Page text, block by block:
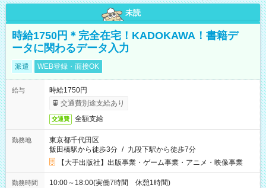
未読
時給1750円＊完全在宅！KADOKAWA！書籍デ
ータに関わるデータ入力
派遣 WEB登録・面接OK
給与
時給1750円
交通費別途支給あり
交通費 全額支給
勤務地
東京都千代田区
飯田橋駅から徒歩3分 / 九段下駅から徒歩7分
【大手出版社】出版事業・ゲーム事業・アニメ・映像事業
勤務時間 10:00～18:00(実働7時間 休憩1時間)